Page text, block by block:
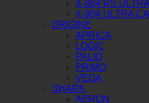
X-804 RS
X-904 ULTRA
ORIGINE
APRICA
LOGIC
PALIO
PRIMO
VEGA
SHARK
AERON